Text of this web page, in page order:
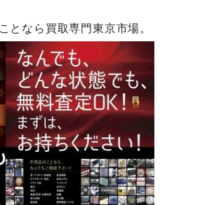
となら買取専門東京市場。